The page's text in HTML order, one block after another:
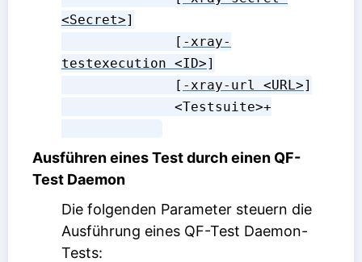
<Secret>]
              [
-xray-
testexecution <ID>]
              [
-xray-url <URL>]
Ausführen eines Test durch einen QF-
Test Daemon
Die folgenden Parameter steuern die
Ausführung eines QF-Test Daemon-
Tests: